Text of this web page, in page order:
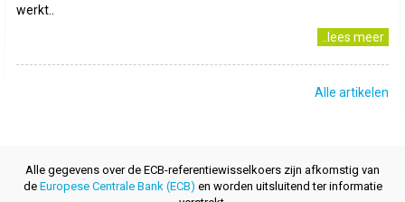
werkt..
..lees meer
Alle artikelen
Alle gegevens over de ECB-referentiewisselkoers zijn afkomstig van
de Europese Centrale Bank (ECB) en worden uitsluitend ter informatie